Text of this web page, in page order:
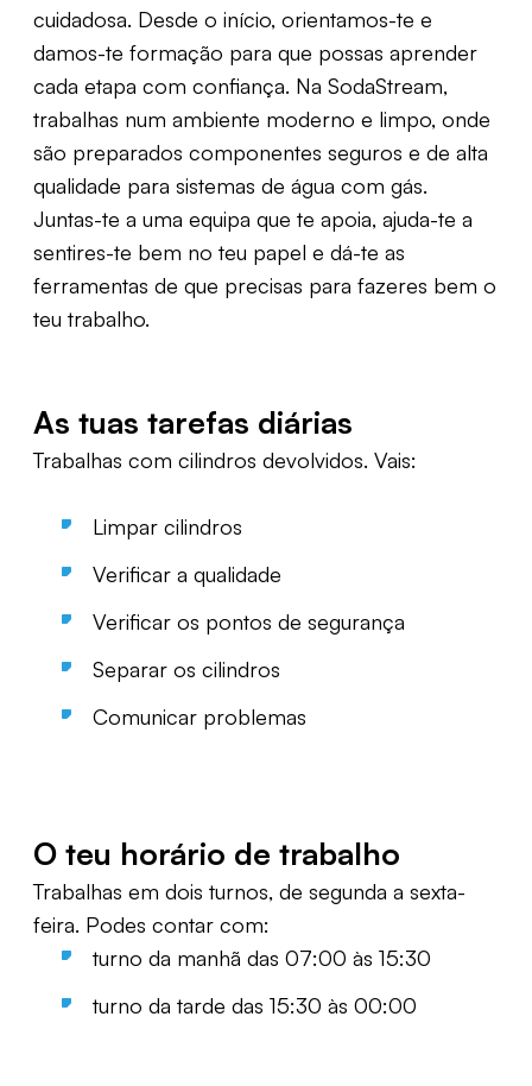
cuidadosa. Desde o início, orientamos-te e
damos-te formação para que possas aprender
cada etapa com confiança. Na SodaStream,
trabalhas num ambiente moderno e limpo, onde
são preparados componentes seguros e de alta
qualidade para sistemas de água com gás.
Juntas-te a uma equipa que te apoia, ajuda-te a
sentires-te bem no teu papel e dá-te as
ferramentas de que precisas para fazeres bem o
teu trabalho.
As tuas tarefas diárias
Trabalhas com cilindros devolvidos. Vais:
Limpar cilindros
Verificar a qualidade
Verificar os pontos de segurança
Separar os cilindros
Comunicar problemas
O teu horário de trabalho
Trabalhas em dois turnos, de segunda a sexta-
feira. Podes contar com:
turno da manhã das 07:00 às 15:30
turno da tarde das 15:30 às 00:00